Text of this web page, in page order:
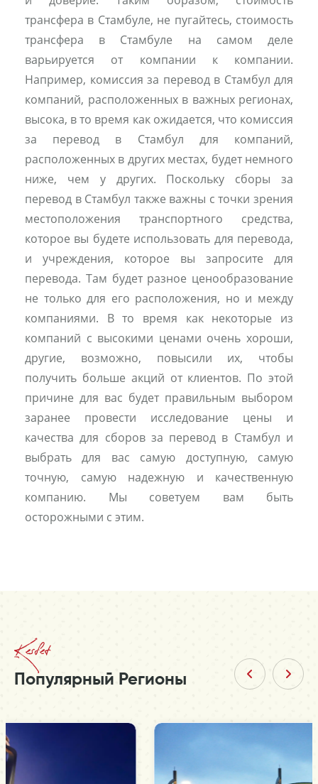
трансфера в Стамбуле, не пугайтесь, стоимость
трансфера в Стамбуле на самом деле
варьируется от компании к компании.
Например, комиссия за перевод в Стамбул для
компаний, расположенных в важных регионах,
высока, в то время как ожидается, что комиссия
за перевод в Стамбул для компаний,
расположенных в других местах, будет немного
ниже, чем у других. Поскольку сборы за
перевод в Стамбул также важны с точки зрения
местоположения транспортного средства,
которое вы будете использовать для перевода,
и учреждения, которое вы запросите для
перевода. Там будет разное ценообразование
не только для его расположения, но и между
компаниями. В то время как некоторые из
компаний с высокими ценами очень хороши,
другие, возможно, повысили их, чтобы
получить больше акций от клиентов. По этой
причине для вас будет правильным выбором
заранее провести исследование цены и
качества для сборов за перевод в Стамбул и
выбрать для вас самую доступную, самую
точную, самую надежную и качественную
компанию. Мы советуем вам быть
осторожными с этим.
Kesfet
Популярный Регионы